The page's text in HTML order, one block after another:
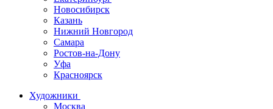
Новосибирск
Казань
Нижний Новгород
Самара
Ростов-на-Дону
Уфа
Красноярск
Художники
Москва